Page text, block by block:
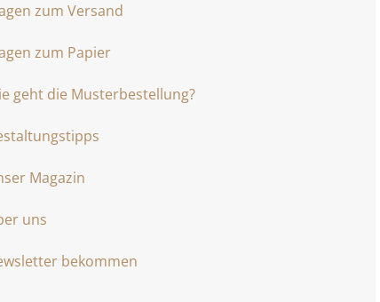
zum Versand
zum Papier
geht die Musterbestellung?
Magazin
uns
bekommen